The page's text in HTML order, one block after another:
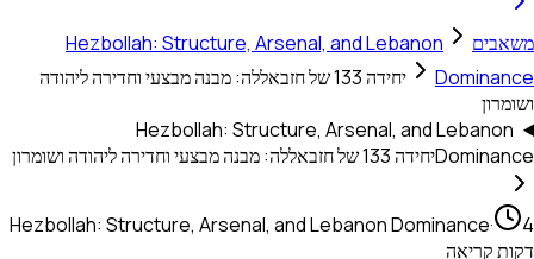
משאבים
Hezbollah: Structure, Arsenal, and Lebanon
Dominance
יחידה 133 של חזבאללה: מבנה מבצעי וחדירה ליהודה
ושומרון
Hezbollah: Structure, Arsenal, and Lebanon
Dominanceיחידה 133 של חזבאללה: מבנה מבצעי וחדירה ליהודה ושומרון
Hezbollah: Structure, Arsenal, and Lebanon Dominance·
4
דקות קריאה